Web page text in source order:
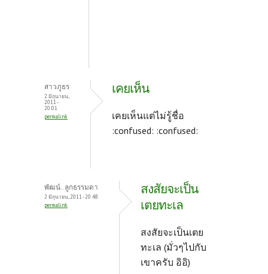
สาวภูธร
2 มิถุนายน,
2011 -
20:01
permalink
เคยเห็น
เคยเห็นแต่ไม่รู้ชื่อ
:confused: :confused:
พัฒน์..ลูกธรรมดา
2 มิถุนายน, 2011 - 20:48
permalink
สงสัยจะเป็น
เตยทะเล
สงสัยจะเป็นเตย
ทะเล (มั่วๆไปกับ
เขาครับ อิอิ)